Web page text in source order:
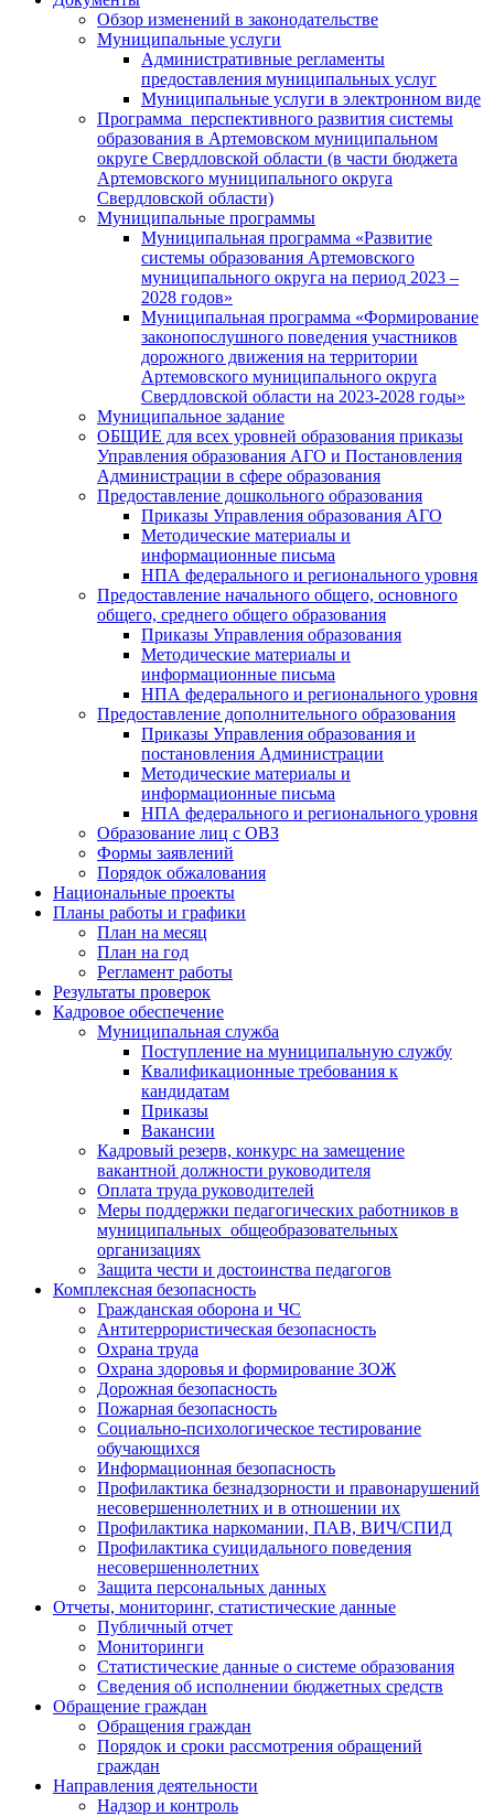
Обзор изменений в законодательстве
Муниципальные услуги
Административные регламенты
предоставления муниципальных услуг
Муниципальные услуги в электронном виде
Программа перспективного развития системы
образования в Артемовском муниципальном
округе Свердловской области (в части бюджета
Артемовского муниципального округа
Свердловской области)
Муниципальные программы
Муниципальная программа «Развитие
системы образования Артемовского
муниципального округа на период 2023 –
2028 годов»
Муниципальная программа «Формирование
законопослушного поведения участников
дорожного движения на территории
Артемовского муниципального округа
Свердловской области на 2023-2028 годы»
Муниципальное задание
ОБЩИЕ для всех уровней образования приказы
Управления образования АГО и Постановления
Администрации в сфере образования
Предоставление дошкольного образования
Приказы Управления образования АГО
Методические материалы и
информационные письма
НПА федерального и регионального уровня
Предоставление начального общего, основного
общего, среднего общего образования
Приказы Управления образования
Методические материалы и
информационные письма
НПА федерального и регионального уровня
Предоставление дополнительного образования
Приказы Управления образования и
постановления Администрации
Методические материалы и
информационные письма
НПА федерального и регионального уровня
Образование лиц с ОВЗ
Формы заявлений
Порядок обжалования
Национальные проекты
Планы работы и графики
План на месяц
План на год
Регламент работы
Результаты проверок
Кадровое обеспечение
Муниципальная служба
Поступление на муниципальную службу
Квалификационные требования к
кандидатам
Приказы
Вакансии
Кадровый резерв, конкурс на замещение
вакантной должности руководителя
Оплата труда руководителей
Меры поддержки педагогических работников в
муниципальных общеобразовательных
организациях
Защита чести и достоинства педагогов
Комплексная безопасность
Гражданская оборона и ЧС
Антитеррористическая безопасность
Охрана труда
Охрана здоровья и формирование ЗОЖ
Дорожная безопасность
Пожарная безопасность
Социально-психологическое тестирование
обучающихся
Информационная безопасность
Профилактика безнадзорности и правонарушений
несовершеннолетних и в отношении их
Профилактика наркомании, ПАВ, ВИЧ/СПИД
Профилактика суицидального поведения
несовершеннолетних
Защита персональных данных
Отчеты, мониторинг, статистические данные
Публичный отчет
Мониторинги
Статистические данные о системе образования
Сведения об исполнении бюджетных средств
Обращение граждан
Обращения граждан
Порядок и сроки рассмотрения обращений
граждан
Направления деятельности
Надзор и контроль